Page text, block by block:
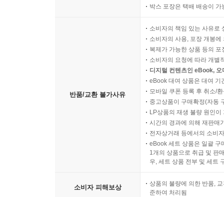
박스 포장은 택배 배송이
반품/교환 불가사유
소비자의 책임 있는 사유로
소비자의 사용, 포장 개봉
복제가 가능한 상품 등의
소비자의 요청에 따라 개별
디지털 컨텐츠인 eBook,
eBook 대여 상품은 대여 기
모바일 쿠폰 등록 후 취소/
중고상품이 구매확정(자동
LP상품의 재생 불량 원인
시간의 경과에 의해 재판매
전자상거래 등에서의 소비
eBook 세트 상품은 일괄 구
1개의 상품으로 취급 및 판
우, 세트 상품 전부 및 세트
소비자 피해보상
상품의 불량에 의한 반품,
준하여 처리됨